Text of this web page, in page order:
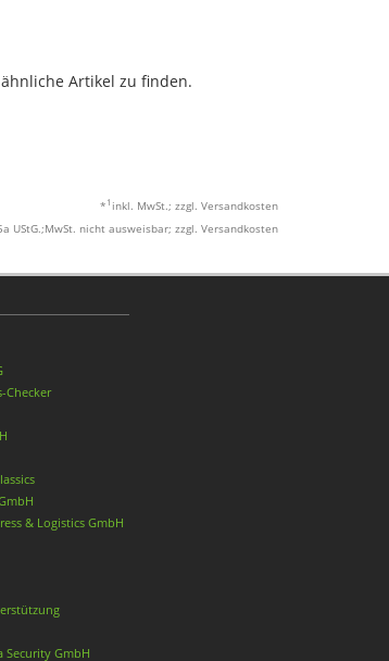
Artikel zu finden.
* 1 inkl. MwSt.; zzgl. Versandkosten
UStG.;MwSt. nicht ausweisbar; zzgl. Versandkosten
Checker
& Logistics GmbH
Security GmbH